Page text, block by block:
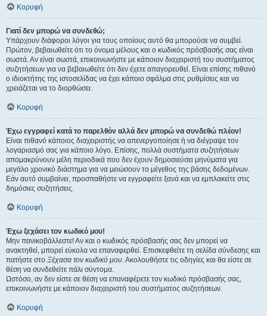
Κορυφή
Γιατί δεν μπορώ να συνδεθώ;
Υπάρχουν διάφοροι λόγοι για τους οποίους αυτό θα μπορούσε να συμβεί.
Πρώτον, βεβαιωθείτε ότι το όνομα μέλους και ο κωδικός πρόσβασής σας είναι
σωστά. Αν είναι σωστά, επικοινωνήστε με κάποιον διαχειριστή του συστήματος
συζητήσεων για να βεβαιωθείτε ότι δεν έχετε απαγορευθεί. Είναι επίσης πιθανό
ο ιδιοκτήτης της ιστοσελίδας να έχει κάποιο σφάλμα στις ρυθμίσεις και να
χρειάζεται να το διορθώσει.
Κορυφή
Έχω εγγραφεί κατά το παρελθόν αλλά δεν μπορώ να συνδεθώ πλέον!
Είναι πιθανό κάποιος διαχειριστής να απενεργοποίησε ή να διέγραψε τον
λογαριασμό σας για κάποιο λόγο. Επίσης, πολλά συστήματα συζητήσεων
απομακρύνουν μέλη περιοδικά που δεν έχουν δημοσιεύσει μηνύματα για
μεγάλο χρονικό διάστημα για να μειώσουν το μέγεθος της βάσης δεδομένων.
Εάν αυτό συμβαίνει, προσπαθήστε να εγγραφείτε ξανά και να εμπλακείτε στις
δημόσιες συζητήσεις.
Κορυφή
Έχω ξεχάσει τον κωδικό μου!
Μην πανικοβάλλεστε! Αν και ο κωδικός πρόσβασής σας δεν μπορεί να
ανακτηθεί, μπορεί εύκολα να επαναφερθεί. Επισκεφθείτε τη σελίδα σύνδεσης και
πατήστε στο Ξέχασα τον κωδικό μου. Ακολουθήστε τις οδηγίες και θα είστε σε
θέση να συνδεθείτε πάλι σύντομα.
Ωστόσο, αν δεν είστε σε θέση να επαναφέρετε τον κωδικό πρόσβασής σας,
επικοινωνήστε με κάποιον διαχειριστή του συστήματος συζητήσεων.
Κορυφή